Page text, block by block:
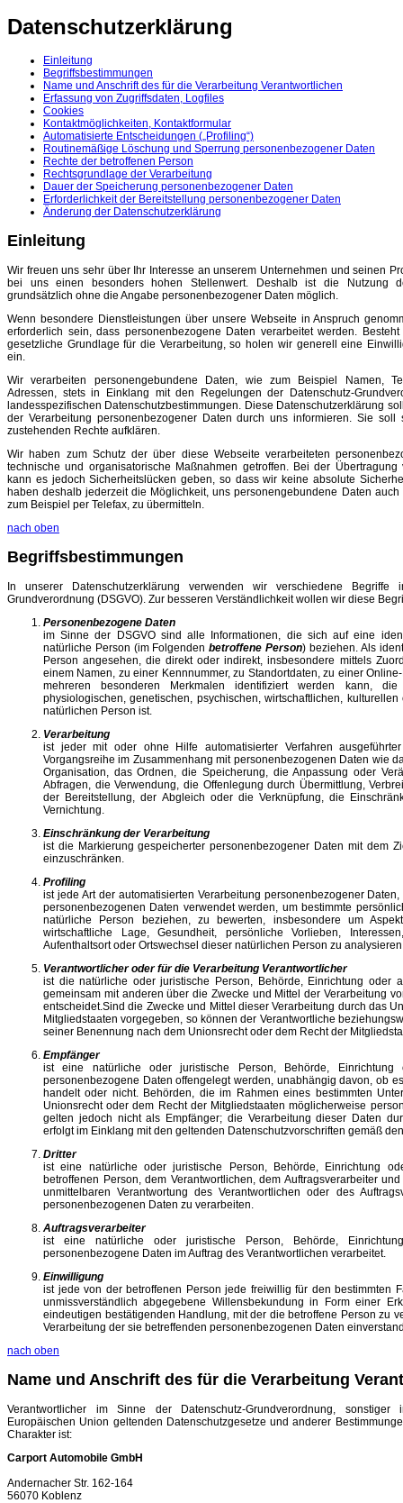
Datenschutzerklärung
Einleitung
Begriffsbestimmungen
Name und Anschrift des für die Verarbeitung Verantwortlichen
Erfassung von Zugriffsdaten, Logfiles
Cookies
Kontaktmöglichkeiten, Kontaktformular
Automatisierte Entscheidungen („Profiling“)
Routinemäßige Löschung und Sperrung personenbezogener Daten
Rechte der betroffenen Person
Rechtsgrundlage der Verarbeitung
Dauer der Speicherung personenbezogener Daten
Erforderlichkeit der Bereitstellung personenbezogener Daten
Änderung der Datenschutzerklärung
Einleitung
Wir freuen uns sehr über Ihr Interesse an unserem Unternehmen und seinen
bei uns einen besonders hohen Stellenwert. Deshalb ist die Nutzung
grundsätzlich ohne die Angabe personenbezogener Daten möglich.
Wenn besondere Dienstleistungen über unsere Webseite in Anspruch
erforderlich sein, dass personenbezogene Daten verarbeitet werden.
gesetzliche Grundlage für die Verarbeitung, so holen wir generell eine
ein.
Wir verarbeiten personengebundene Daten, wie zum Beispiel Namen,
Adressen, stets in Einklang mit den Regelungen der Datenschutz-
landesspezifischen Datenschutzbestimmungen. Diese Datenschutzerklärung
der Verarbeitung personenbezogener Daten durch uns informieren. Sie
zustehenden Rechte aufklären.
Wir haben zum Schutz der über diese Webseite verarbeiteten
technische und organisatorische Maßnahmen getroffen. Bei der
kann es jedoch Sicherheitslücken geben, so dass wir keine absolute
haben deshalb jederzeit die Möglichkeit, uns personengebundene Daten
zum Beispiel per Telefax, zu übermitteln.
nach oben
Begriffsbestimmungen
In unserer Datenschutzerklärung verwenden wir verschiedene Begriffe
Grundverordnung (DSGVO). Zur besseren Verständlichkeit wollen wir diese
Personenbezogene Daten
im Sinne der DSGVO sind alle Informationen, die sich auf eine
natürliche Person (im Folgendenbetroffene Person) beziehen. Als
Person angesehen, die direkt oder indirekt, insbesondere mittels
einem Namen, zu einer Kennnummer, zu Standortdaten, zu einer
mehreren besonderen Merkmalen identifiziert werden kann,
physiologischen, genetischen, psychischen, wirtschaftlichen,
natürlichen Person ist.
Verarbeitung
ist jeder mit oder ohne Hilfe automatisierter Verfahren
Vorgangsreihe im Zusammenhang mit personenbezogenen Daten wie
Organisation, das Ordnen, die Speicherung, die Anpassung oder
Abfragen, die Verwendung, die Offenlegung durch Übermittlung,
der Bereitstellung, der Abgleich oder die Verknüpfung, die
Vernichtung.
Einschränkung der Verarbeitung
ist die Markierung gespeicherter personenbezogener Daten mit dem
einzuschränken.
Profiling
ist jede Art der automatisierten Verarbeitung personenbezogener
personenbezogenen Daten verwendet werden, um bestimmte
natürliche Person beziehen, zu bewerten, insbesondere um
wirtschaftliche Lage, Gesundheit, persönliche Vorlieben,
Aufenthaltsort oder Ortswechsel dieser natürlichen Person zu
Verantwortlicher oder für die Verarbeitung Verantwortlicher
ist die natürliche oder juristische Person, Behörde, Einrichtung oder
gemeinsam mit anderen über die Zwecke und Mittel der Verarbeitung
entscheidet.Sind die Zwecke und Mittel dieser Verarbeitung durch das
Mitgliedstaaten vorgegeben, so können der Verantwortliche
seiner Benennung nach dem Unionsrecht oder dem Recht der
Empfänger
ist eine natürliche oder juristische Person, Behörde,
personenbezogene Daten offengelegt werden, unabhängig davon, ob
handelt oder nicht. Behörden, die im Rahmen eines bestimmten
Unionsrecht oder dem Recht der Mitgliedstaaten möglicherweise
gelten jedoch nicht als Empfänger; die Verarbeitung dieser Daten
erfolgt im Einklang mit den geltenden Datenschutzvorschriften gemäß
Dritter
ist eine natürliche oder juristische Person, Behörde, Einrichtung
betroffenen Person, dem Verantwortlichen, dem Auftragsverarbeiter
unmittelbaren Verantwortung des Verantwortlichen oder des
personenbezogenen Daten zu verarbeiten.
Auftragsverarbeiter
ist eine natürliche oder juristische Person, Behörde,
personenbezogene Daten im Auftrag des Verantwortlichen verarbeitet.
Einwilligung
ist jede von der betroffenen Person jede freiwillig für den bestimmten
unmissverständlich abgegebene Willensbekundung in Form einer
eindeutigen bestätigenden Handlung, mit der die betroffene Person zu
Verarbeitung der sie betreffenden personenbezogenen Daten
nach oben
Name und Anschrift des für die Verarbeitung
Verantwortlicher im Sinne der Datenschutz-Grundverordnung,
Europäischen Union geltenden Datenschutzgesetze und anderer
Charakter ist:
Carport Automobile GmbH
Andernacher Str. 162-164
56070 Koblenz